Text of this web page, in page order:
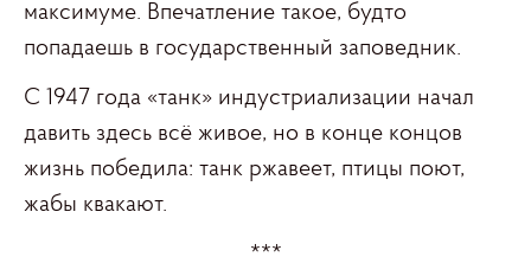
максимуме. Впечатление такое, будто
попадаешь в государственный заповедник.
С 1947 года «танк» индустриализации начал
давить здесь всё живое, но в конце концов
жизнь победила: танк ржавеет, птицы поют,
жабы квакают.
***